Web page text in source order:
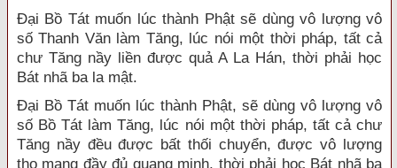
Đại Bồ Tát muốn lúc thành Phật sẽ dùng vô lượng vô
số Thanh Văn làm Tăng, lúc nói một thời pháp, tất cả
chư Tăng nầy liền được quả A La Hán, thời phải học
Bát nhã ba la mật.
Đại Bồ Tát muốn lúc thành Phật, sẽ dùng vô lượng vô
số Bồ Tát làm Tăng, lúc nói một thời pháp, tất cả chư
Tăng nầy đều được bất thối chuyển, được vô lượng
thọ mạng đầy đủ quang minh, thời phải học Bát nhã ba